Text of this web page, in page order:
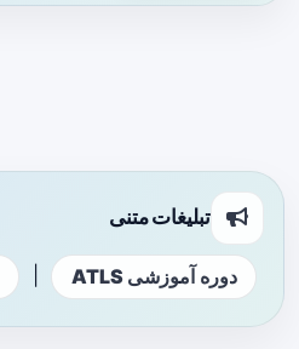
تبلیغات متنی
دوره آموزشی ATLS